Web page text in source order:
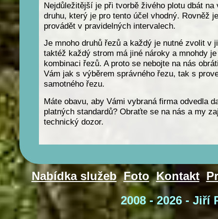
Nejdůležitější je při tvorbě živého plotu dbát na
druhu, který je pro tento účel vhodný. Rovněž
provádět v pravidelných intervalech.
Je mnoho druhů řezů a každý je nutné zvolit v
taktéž každý strom má jiné nároky a mnohdy
kombinaci řezů. A proto se nebojte na nás
Vám jak s výběrem správného řezu, tak s
samotného řezu.
Máte obavu, aby Vámi vybraná firma odvedla
platných standardů? Obraťte se na nás a my
technický dozor.
Nabídka služeb Foto Kontakt
2008 - 2026 - Jiří